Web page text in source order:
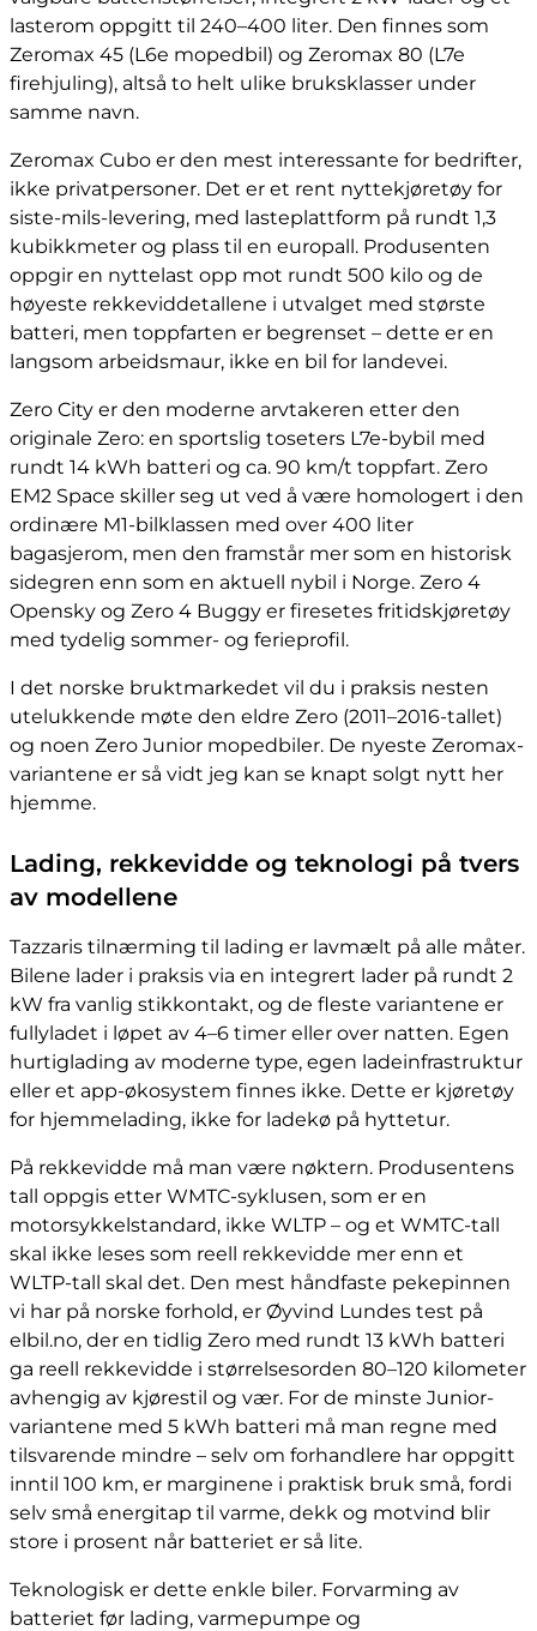
lasterom oppgitt til 240–400 liter. Den finnes som
Zeromax 45 (L6e mopedbil) og Zeromax 80 (L7e
firehjuling), altså to helt ulike bruksklasser under
samme navn.
Zeromax Cubo er den mest interessante for bedrifter,
ikke privatpersoner. Det er et rent nyttekjøretøy for
siste-mils-levering, med lasteplattform på rundt 1,3
kubikkmeter og plass til en europall. Produsenten
oppgir en nyttelast opp mot rundt 500 kilo og de
høyeste rekkeviddetallene i utvalget med største
batteri, men toppfarten er begrenset – dette er en
langsom arbeidsmaur, ikke en bil for landevei.
Zero City er den moderne arvtakeren etter den
originale Zero: en sportslig toseters L7e-bybil med
rundt 14 kWh batteri og ca. 90 km/t toppfart. Zero
EM2 Space skiller seg ut ved å være homologert i den
ordinære M1-bilklassen med over 400 liter
bagasjerom, men den framstår mer som en historisk
sidegren enn som en aktuell nybil i Norge. Zero 4
Opensky og Zero 4 Buggy er firesetes fritidskjøretøy
med tydelig sommer- og ferieprofil.
I det norske bruktmarkedet vil du i praksis nesten
utelukkende møte den eldre Zero (2011–2016-tallet)
og noen Zero Junior mopedbiler. De nyeste Zeromax-
variantene er så vidt jeg kan se knapt solgt nytt her
hjemme.
Lading, rekkevidde og teknologi på tvers
av modellene
Tazzaris tilnærming til lading er lavmælt på alle måter.
Bilene lader i praksis via en integrert lader på rundt 2
kW fra vanlig stikkontakt, og de fleste variantene er
fullyladet i løpet av 4–6 timer eller over natten. Egen
hurtiglading av moderne type, egen ladeinfrastruktur
eller et app-økosystem finnes ikke. Dette er kjøretøy
for hjemmelading, ikke for ladekø på hyttetur.
På rekkevidde må man være nøktern. Produsentens
tall oppgis etter WMTC-syklusen, som er en
motorsykkelstandard, ikke WLTP – og et WMTC-tall
skal ikke leses som reell rekkevidde mer enn et
WLTP-tall skal det. Den mest håndfaste pekepinnen
vi har på norske forhold, er Øyvind Lundes test på
elbil.no, der en tidlig Zero med rundt 13 kWh batteri
ga reell rekkevidde i størrelsesorden 80–120 kilometer
avhengig av kjørestil og vær. For de minste Junior-
variantene med 5 kWh batteri må man regne med
tilsvarende mindre – selv om forhandlere har oppgitt
inntil 100 km, er marginene i praktisk bruk små, fordi
selv små energitap til varme, dekk og motvind blir
store i prosent når batteriet er så lite.
Teknologisk er dette enkle biler. Forvarming av
batteriet før lading, varmepumpe og